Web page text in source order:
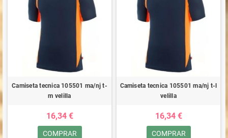
Camiseta tecnica 105501 ma/nj t-
m velilla
16,34 €
COMPRAR
Camiseta tecnica 105501 ma/nj t-l
velilla
16,34 €
COMPRAR